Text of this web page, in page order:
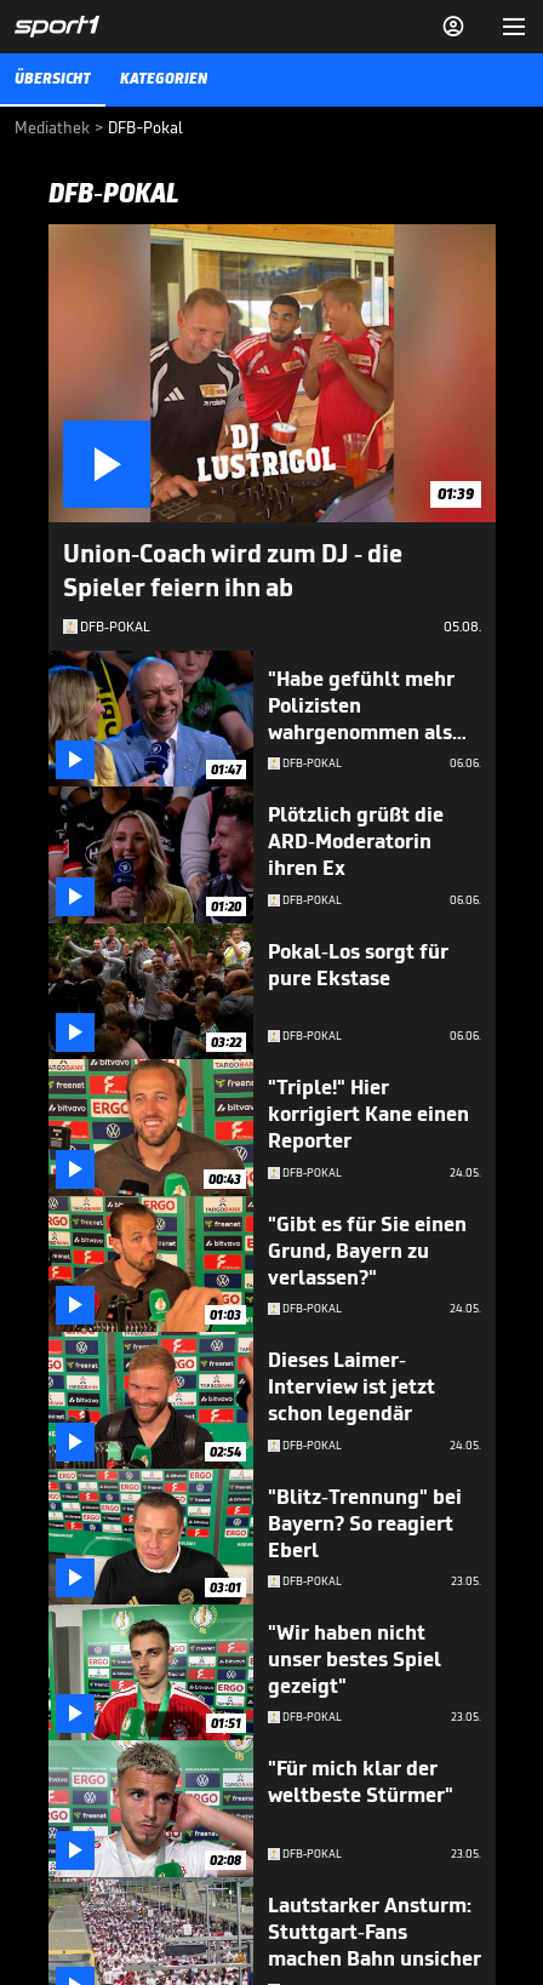


ÜBERSICHT KATEGORIEN
Mediathek > DFB-Pokal
DFB-POKAL

01:39
Union-Coach wird zum DJ - die
Spieler feiern ihn ab
DFB-POKAL 05.08.
 01:47
"Habe gefühlt mehr
Polizisten
wahrgenommen als
Zuschauer"
DFB-POKAL 06.06.
 01:20
Plötzlich grüßt die
ARD-Moderatorin
ihren Ex
DFB-POKAL 06.06.
 03:22
Pokal-Los sorgt für
pure Ekstase
DFB-POKAL 06.06.
 00:43
"Triple!" Hier
korrigiert Kane einen
Reporter
DFB-POKAL 24.05.
 01:03
"Gibt es für Sie einen
Grund, Bayern zu
verlassen?"
DFB-POKAL 24.05.
 02:54
Dieses Laimer-
Interview ist jetzt
schon legendär
DFB-POKAL 24.05.
 03:01
"Blitz-Trennung" bei
Bayern? So reagiert
Eberl
DFB-POKAL 23.05.
 01:51
"Wir haben nicht
unser bestes Spiel
gezeigt"
DFB-POKAL 23.05.
 02:08
"Für mich klar der
weltbeste Stürmer"
DFB-POKAL 23.05.
Lautstarker Ansturm:
Stuttgart-Fans
machen Bahn unsicher